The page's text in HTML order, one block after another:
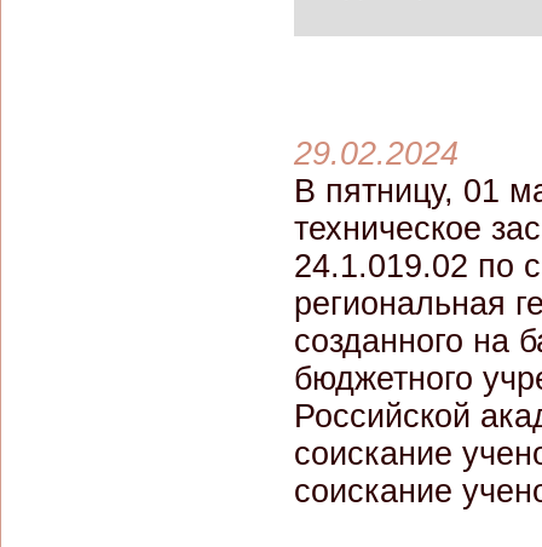
29.02.2024
В пятницу, 01
техническое
24.1.019.02 по
региональная
созданного на
бюджетного
Российской
соискание
соискание